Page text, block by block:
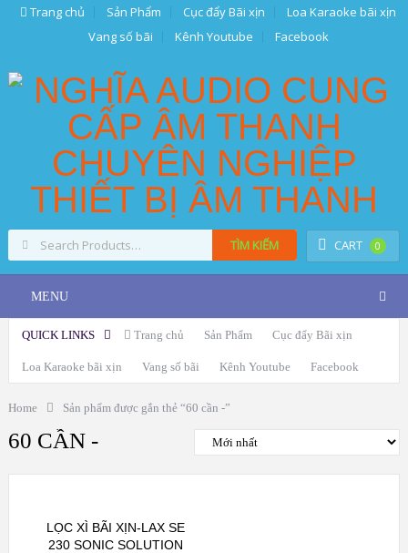
Trang chủ Sản Phẩm Cục đẩy Bãi xịn
Loa Karaoke bãi xịn
Vang số bãi
Kênh Youtube Facebook
CART 0
TÌM KIẾM
MENU
QUICK LINKS Trang chủ Sản Phẩm Cục đẩy Bãi xịn
Loa Karaoke bãi xịn Vang số bãi Kênh Youtube Facebook
Home Sản phẩm được gắn thẻ “60 cần -”
60 CẦN -
LỌC XÌ BÃI XỊN-LAX SE
230 SONIC SOLUTION